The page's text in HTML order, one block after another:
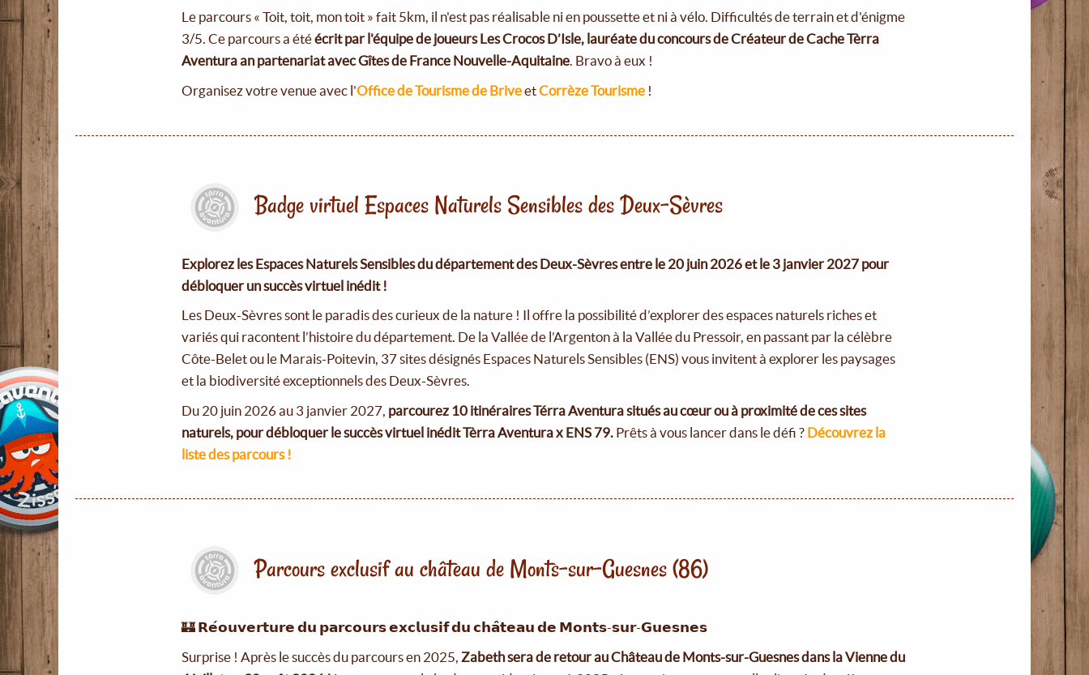
Le parcours « Toit, toit, mon toit » fait 5km, il n'est pas réalisable ni en poussette et ni à vélo. Difficultés de terrain et d'énigme
3/5. Ce parcours a étéécrit par l'équipe de joueurs Les Crocos D’Isle, lauréate du concours de Créateur de Cache Tèrra
Aventura an partenariat avec Gîtes de France Nouvelle-Aquitaine. Bravo à eux !
Organisez votre venue avec l'Office de Tourisme de BriveetCorrèze Tourisme!
Badge virtuel Espaces Naturels Sensibles des Deux-Sèvres
Explorez les Espaces Naturels Sensibles du département des Deux-Sèvres entre le 20 juin 2026 et le 3 janvier 2027 pour
débloquer un succès virtuel inédit !
Les Deux-Sèvres sont le paradis des curieux de la nature ! Il offre la possibilité d’explorer des espaces naturels riches et
variés qui racontent l’histoire du département. De la Vallée de l’Argenton à la Vallée du Pressoir, en passant par la célèbre
Côte-Belet ou le Marais-Poitevin, 37 sites désignés Espaces Naturels Sensibles (ENS) vous invitent à explorer les paysages
et la biodiversité exceptionnels des Deux-Sèvres.
Du 20 juin 2026 au 3 janvier 2027, parcourez 10 itinéraires Térra Aventura situés au cœur ou à proximité de ces sites
naturels, pour débloquer le succès virtuel inédit Tèrra Aventura x ENS 79. Prêts à vous lancer dans le défi ? Découvrez la
liste des parcours !
Parcours exclusif au château de Monts-sur-Guesnes (86)
🏰 𝗥𝗲́𝗼𝘂𝘃𝗲𝗿𝘁𝘂𝗿𝗲 𝗱𝘂 𝗽𝗮𝗿𝗰𝗼𝘂𝗿𝘀 𝗲𝘅𝗰𝗹𝘂𝘀𝗶𝗳 𝗱𝘂 𝗰𝗵𝗮̂𝘁𝗲𝗮𝘂 𝗱𝗲 𝗠𝗼𝗻𝘁𝘀-𝘀𝘂𝗿-𝗚𝘂𝗲𝘀𝗻𝗲𝘀
Surprise ! Après le succès du parcours en 2025, Zabeth sera de retour au Château de Monts-sur-Guesnes dans la Vienne du